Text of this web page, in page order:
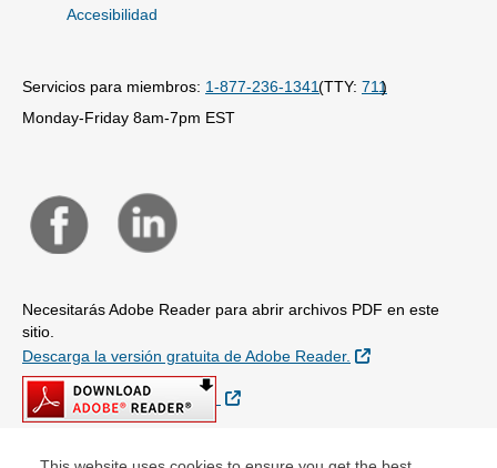
Accesibilidad
Servicios para miembros: 1-877-236-1341(TTY: 711)
Monday-Friday 8am-7pm EST
Necesitarás Adobe Reader para abrir archivos PDF en este
sitio.
Descarga la versión gratuita de Adobe Reader.
Sitio Externo
Sitio Externo